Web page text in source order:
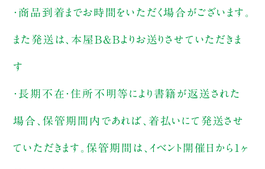
・商品到着までお時間をいただく場合がございます。
また発送は、本屋B&Bよりお送りさせていただきま
す
・長期不在・住所不明等により書籍が返送された
場合、保管期間内であれば、着払いにて発送させ
ていただきます。保管期間は、イベント開催日から1ヶ